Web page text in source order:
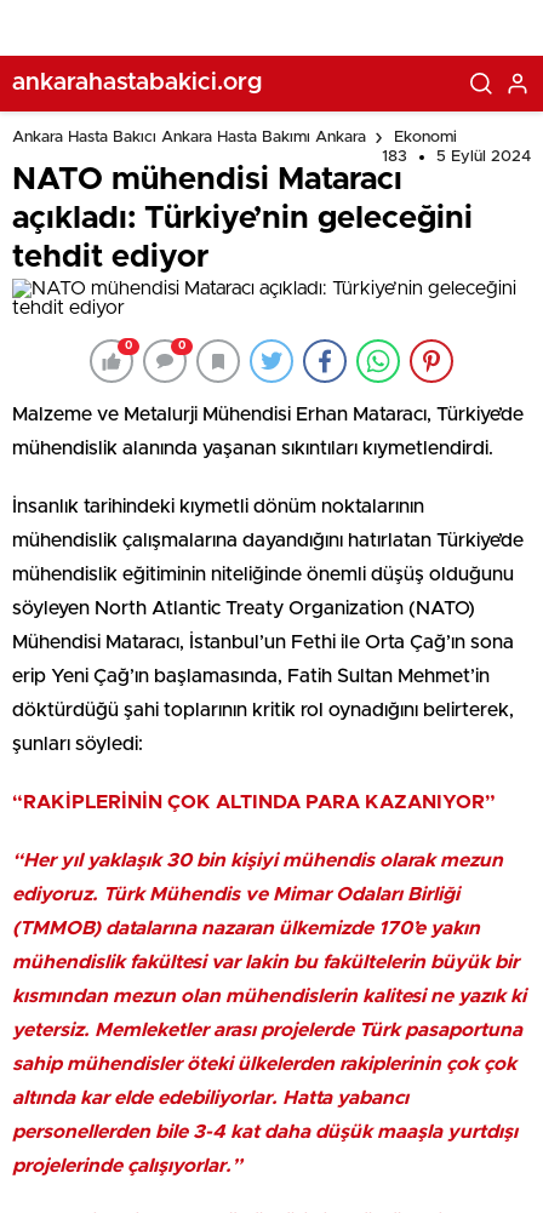
ankarahastabakici.org
Ankara Hasta Bakıcı Ankara Hasta Bakımı Ankara
Ekonomi
183
5 Eylül 2024
NATO mühendisi Mataracı
açıkladı: Türkiye’nin geleceğini
tehdit ediyor
0 0
Malzeme ve Metalurji Mühendisi Erhan Mataracı, Türkiye’de
mühendislik alanında yaşanan sıkıntıları kıymetlendirdi.
İnsanlık tarihindeki kıymetli dönüm noktalarının
mühendislik çalışmalarına dayandığını hatırlatan Türkiye’de
mühendislik eğitiminin niteliğinde önemli düşüş olduğunu
söyleyen North Atlantic Treaty Organization (NATO)
Mühendisi Mataracı, İstanbul’un Fethi ile Orta Çağ’ın sona
erip Yeni Çağ’ın başlamasında, Fatih Sultan Mehmet’in
döktürdüğü şahi toplarının kritik rol oynadığını belirterek,
şunları söyledi:
“RAKİPLERİNİN ÇOK ALTINDA PARA KAZANIYOR”
“Her yıl yaklaşık 30 bin kişiyi mühendis olarak mezun
ediyoruz. Türk Mühendis ve Mimar Odaları Birliği
(TMMOB) datalarına nazaran ülkemizde 170’e yakın
mühendislik fakültesi var lakin bu fakültelerin büyük bir
kısmından mezun olan mühendislerin kalitesi ne yazık ki
yetersiz. Memleketler arası projelerde Türk pasaportuna
sahip mühendisler öteki ülkelerden rakiplerinin çok çok
altında kar elde edebiliyorlar. Hatta yabancı
personellerden bile 3-4 kat daha düşük maaşla yurtdışı
projelerinde çalışıyorlar.”